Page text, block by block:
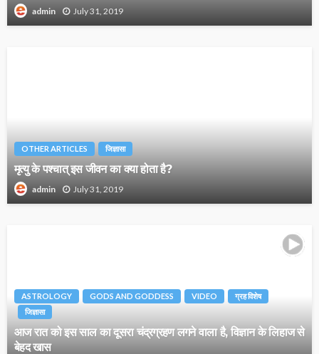
admin July 31, 2019
OTHER ARTICLES जिज्ञासा
मृत्यु के पश्चात् इस जीवन का क्या होता है?
admin July 31, 2019
ASTROLOGY GODS AND GODDESS VIDEO
ग्रह विशेष
जिज्ञासा
आज रात को इस साल का दूसरा चंद्रग्रहण लगने वाला है, विज्ञान के लिहाज से
बेहद खास